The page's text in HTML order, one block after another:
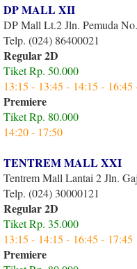
DP MALL XII
DP Mall Lt.2 Jln. Pemuda
Telp. (024) 86400021
Regular 2D
Tiket Rp. 50.000
13:15 - 13:45 - 14:15 - 16:45
Premiere
Tiket Rp. 80.000
14:20 - 17:50
TENTREM MALL XXI
Tentrem Mall Lantai 2 Jln.
Telp. (024) 30000121
Regular 2D
Tiket Rp. 35.000
13:15 - 14:15 - 16:45 - 17:45
Premiere